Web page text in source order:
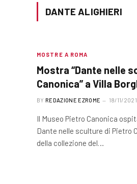
DANTE ALIGHIERI
MOSTRE A ROMA
Mostra “Dante nelle
Canonica” a Villa
BY REDAZIONE EZROME 18/11/2021
Il Museo Pietro Canonica
Dante nelle sculture di Pietro
della collezione del…